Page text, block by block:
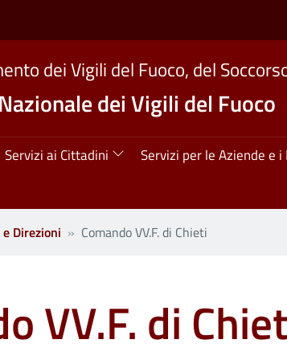
dei Vigili del Fuoco, del
dei Vigili del Fuoco
principale
Servizi ai Cittadini Servizi per le Aziende e
Direzioni Comando VV.F. di Chieti
VV.F. di